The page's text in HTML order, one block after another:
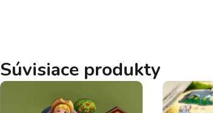
Súvisiace produkty